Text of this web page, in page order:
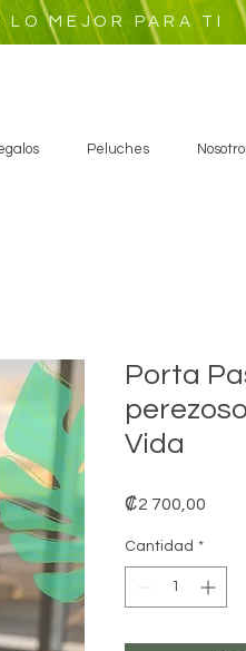
LO MEJOR PARA TI
Peluches
Porta
Vida
₡2 700,00
Cantidad *